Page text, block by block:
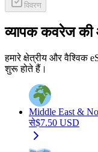
विवरण
व्यापक कवरेज
हमारे क्षेत्रीय और
शुरू होते हैं।
Middle East &
से$7.50 USD